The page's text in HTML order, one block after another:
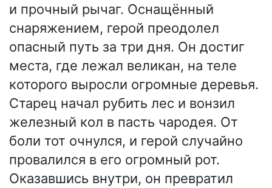
и прочный рычаг. Оснащённый
снаряжением, герой преодолел
опасный путь за три дня. Он достиг
места, где лежал великан, на теле
которого выросли огромные деревья.
Старец начал рубить лес и вонзил
железный кол в пасть чародея. От
боли тот очнулся, и герой случайно
провалился в его огромный рот.
Оказавшись внутри, он превратил